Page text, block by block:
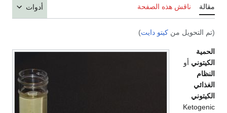
مقالة ناقش هذه الصفحة أدوات
(تم التحويل من كيتو دايت)
الحمية
الكيتوني أو
النظام
الغذائي
الكيتوني
Ketogenic